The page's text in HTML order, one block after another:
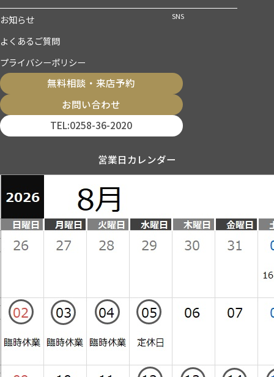
お知らせ
よくあるご質問
プライバシーポリシー
SNS
無料相談・来店予約
お問い合わせ
TEL:0258-36-2020
営業日カレンダー